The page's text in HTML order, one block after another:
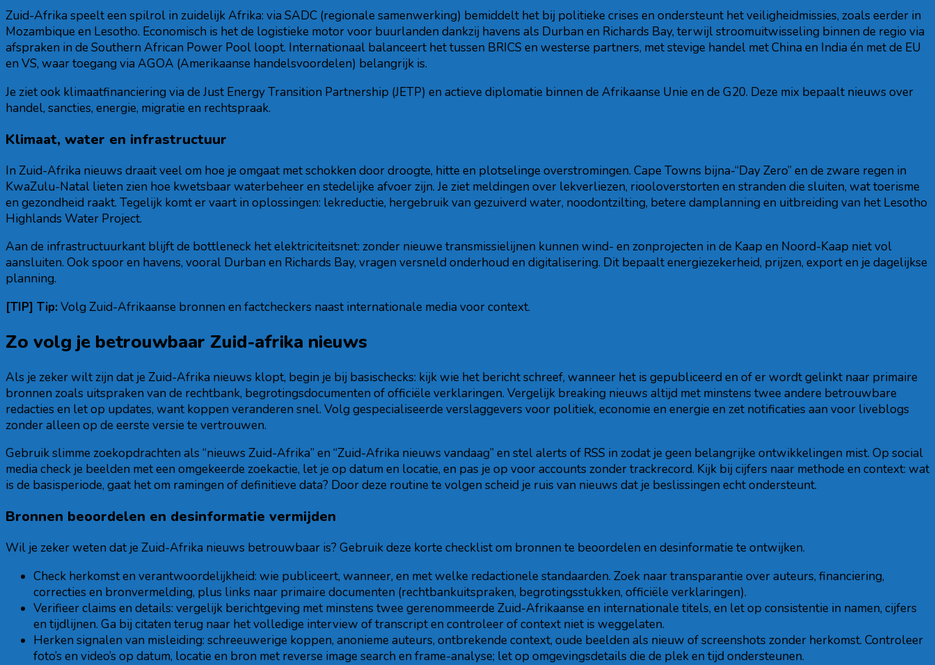
Zuid-Afrika speelt een spilrol in zuidelijk Afrika: via SADC (regionale samenwerking) bemiddelt het bij politieke crises en ondersteunt het veiligheidmissies, zoals eerder in
Mozambique en Lesotho. Economisch is het de logistieke motor voor buurlanden dankzij havens als Durban en Richards Bay, terwijl stroomuitwisseling binnen de regio via
afspraken in de Southern African Power Pool loopt. Internationaal balanceert het tussen BRICS en westerse partners, met stevige handel met China en India én met de EU
en VS, waar toegang via AGOA (Amerikaanse handelsvoordelen) belangrijk is.
Je ziet ook klimaatfinanciering via de Just Energy Transition Partnership (JETP) en actieve diplomatie binnen de Afrikaanse Unie en de G20. Deze mix bepaalt nieuws over
handel, sancties, energie, migratie en rechtspraak.
Klimaat, water en infrastructuur
In Zuid-Afrika nieuws draait veel om hoe je omgaat met schokken door droogte, hitte en plotselinge overstromingen. Cape Towns bijna-“Day Zero” en de zware regen in
KwaZulu-Natal lieten zien hoe kwetsbaar waterbeheer en stedelijke afvoer zijn. Je ziet meldingen over lekverliezen, riooloverstorten en stranden die sluiten, wat toerisme
en gezondheid raakt. Tegelijk komt er vaart in oplossingen: lekreductie, hergebruik van gezuiverd water, noodontzilting, betere damplanning en uitbreiding van het Lesotho
Highlands Water Project.
Aan de infrastructuurkant blijft de bottleneck het elektriciteitsnet: zonder nieuwe transmissielijnen kunnen wind- en zonprojecten in de Kaap en Noord-Kaap niet vol
aansluiten. Ook spoor en havens, vooral Durban en Richards Bay, vragen versneld onderhoud en digitalisering. Dit bepaalt energiezekerheid, prijzen, export en je dagelijkse
planning.
[TIP] Tip:Volg Zuid-Afrikaanse bronnen en factcheckers naast internationale media voor context.
Zo volg je betrouwbaar Zuid-afrika nieuws
Als je zeker wilt zijn dat je Zuid-Afrika nieuws klopt, begin je bij basischecks: kijk wie het bericht schreef, wanneer het is gepubliceerd en of er wordt gelinkt naar primaire
bronnen zoals uitspraken van de rechtbank, begrotingsdocumenten of officiële verklaringen. Vergelijk breaking nieuws altijd met minstens twee andere betrouwbare
redacties en let op updates, want koppen veranderen snel. Volg gespecialiseerde verslaggevers voor politiek, economie en energie en zet notificaties aan voor liveblogs
zonder alleen op de eerste versie te vertrouwen.
Gebruik slimme zoekopdrachten als “nieuws Zuid-Afrika” en “Zuid-Afrika nieuws vandaag” en stel alerts of RSS in zodat je geen belangrijke ontwikkelingen mist. Op social
media check je beelden met een omgekeerde zoekactie, let je op datum en locatie, en pas je op voor accounts zonder trackrecord. Kijk bij cijfers naar methode en context: wat
is de basisperiode, gaat het om ramingen of definitieve data? Door deze routine te volgen scheid je ruis van nieuws dat je beslissingen echt ondersteunt.
Bronnen beoordelen en desinformatie vermijden
Wil je zeker weten dat je Zuid-Afrika nieuws betrouwbaar is? Gebruik deze korte checklist om bronnen te beoordelen en desinformatie te ontwijken.
Check herkomst en verantwoordelijkheid: wie publiceert, wanneer, en met welke redactionele standaarden. Zoek naar transparantie over auteurs, financiering,
correcties en bronvermelding, plus links naar primaire documenten (rechtbankuitspraken, begrotingsstukken, officiële verklaringen).
Verifieer claims en details: vergelijk berichtgeving met minstens twee gerenommeerde Zuid-Afrikaanse en internationale titels, en let op consistentie in namen, cijfers
en tijdlijnen. Ga bij citaten terug naar het volledige interview of transcript en controleer of context niet is weggelaten.
Herken signalen van misleiding: schreeuwerige koppen, anonieme auteurs, ontbrekende context, oude beelden als nieuw of screenshots zonder herkomst. Controleer
foto’s en video’s op datum, locatie en bron met reverse image search en frame-analyse; let op omgevingsdetails die de plek en tijd ondersteunen.